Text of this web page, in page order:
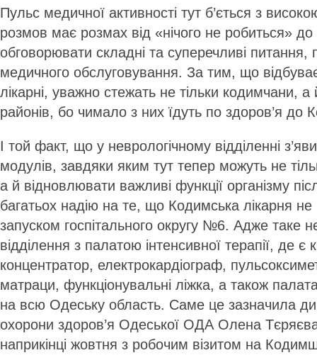
Пульс медичної активності тут б’ється з
розмов має розмах від «нічого не робиться» до
обговорювати складні та суперечливі питання,
медичного обслуговування. За тим, що
лікарні, уважно стежать не тільки кодимчани, а
районів, бо чимало з них їдуть по здоров’я до
І той факт, що у неврологічному відділенні
модулів, завдяки яким тут тепер можуть не
а й відновлювати важливі функції організму
багатьох надію на те, що Кодимська лікарня не
запуском госпітального округу №6. Адже таке
відділення з палатою інтенсивної терапії, де є
концентратор, електрокардіограф,
матраци, функціонувальні ліжка, а також палата
на всю Одеську область. Саме це зазначила
охорони здоров’я Одеської ОДА Олена
наприкінці жовтня з робочим візитом на